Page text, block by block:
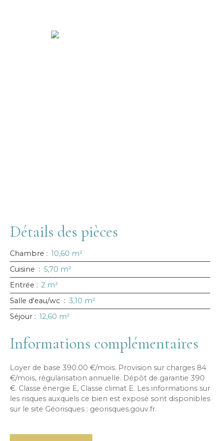
Détails des pièces
Chambre : 10,60 m²
Cuisine : 5,70 m²
Entrée : 2 m²
Salle d'eau/wc : 3,10 m²
Séjour : 12,60 m²
Informations complémentaires
Loyer de base 390.00 €/mois. Provision sur charges 84
€/mois, régularisation annuelle. Dépôt de garantie 390
€. Classe énergie E, Classe climat E. Les informations sur
les risques auxquels ce bien est exposé sont disponibles
sur le site Géorisques : georisques.gouv.fr.